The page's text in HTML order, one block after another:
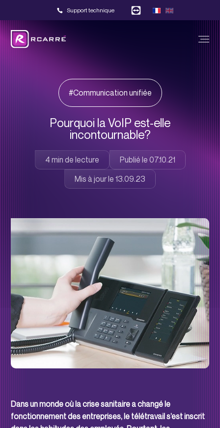
Support technique
#Communication unifiée
Pourquoi la VoIP est-elle
incontournable?
Publié le 07.10.21
Mis à jour le 13.09.23
Dans un monde où la crise sanitaire a changé le
fonctionnement des entreprises, le télétravail s’est inscrit